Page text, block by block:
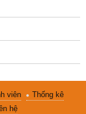
viên
Thống kê
hệ